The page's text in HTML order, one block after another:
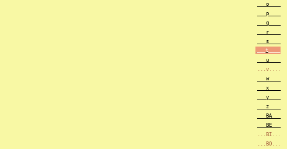
___o____
___p____
___q____
___r____
___s____
___t____
___u____
...v....
___w____
___x____
___y____
___z____
___BA___
___BE___
...BI...
...BO...